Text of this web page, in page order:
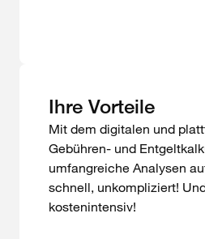
Ihre Vorteile
Mit dem digitalen und
Gebühren- und
umfangreiche Analysen
schnell, unkompliziert!
kostenintensiv!